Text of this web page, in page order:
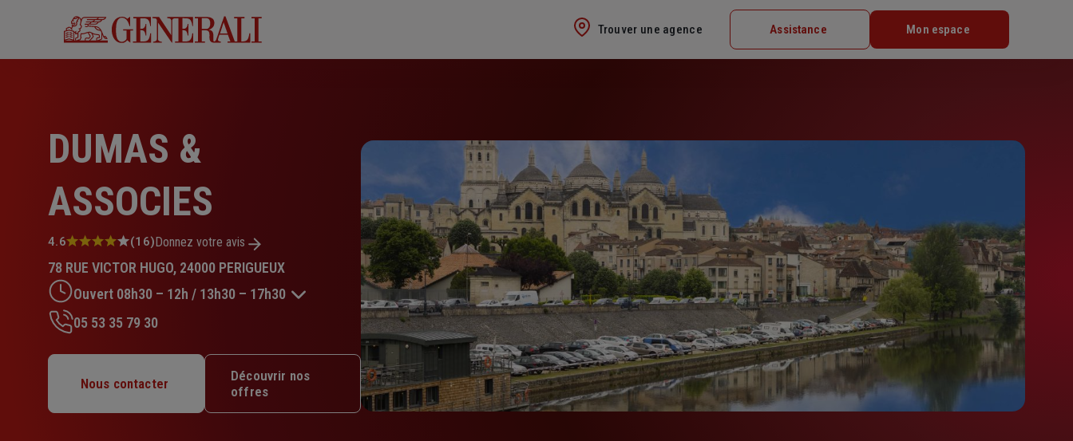
Trouver une agence Assistance Mon espace
DUMAS &
ASSOCIES
Note
4.6
sur
5
étoiles
4.6 (16)Donnez votre avis
78 RUE VICTOR HUGO, 24000 PERIGUEUX
Ouvert 08h30 – 12h / 13h30 – 17h30
Mardi : 08h30 – 12h / 13h30 – 18h
Mercredi : 08h30 – 12h / 13h30 – 18h
Jeudi : 08h30 – 12h / 13h30 – 18h
05 53 35 79 30
Nous contacter
Découvrir nos
offres